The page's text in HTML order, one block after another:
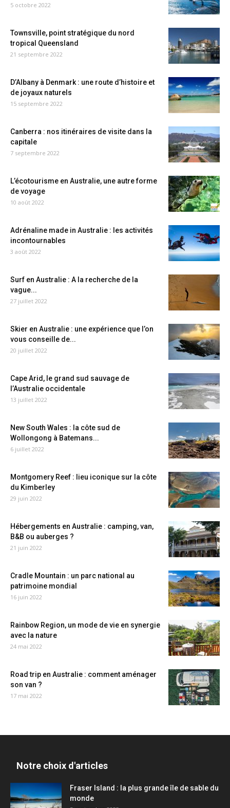
5 octobre 2022
Townsville, point stratégique du nord
tropical Queensland
21 septembre 2022
D’Albany à Denmark : une route d’histoire et
de joyaux naturels
15 septembre 2022
Canberra : nos itinéraires de visite dans la
capitale
7 septembre 2022
L’écotourisme en Australie, une autre forme
de voyage
10 août 2022
Adrénaline made in Australie : les activités
incontournables
3 août 2022
Surf en Australie : A la recherche de la
vague...
27 juillet 2022
Skier en Australie : une expérience que l’on
vous conseille de...
20 juillet 2022
Cape Arid, le grand sud sauvage de
l’Australie occidentale
13 juillet 2022
New South Wales : la côte sud de
Wollongong à Batemans...
6 juillet 2022
Montgomery Reef : lieu iconique sur la côte
du Kimberley
29 juin 2022
Hébergements en Australie : camping, van,
B&B ou auberges ?
21 juin 2022
Cradle Mountain : un parc national au
patrimoine mondial
16 juin 2022
Rainbow Region, un mode de vie en synergie
avec la nature
24 mai 2022
Road trip en Australie : comment aménager
son van ?
17 mai 2022
Notre choix d'articles
Fraser Island : la plus grande île de sable du
monde